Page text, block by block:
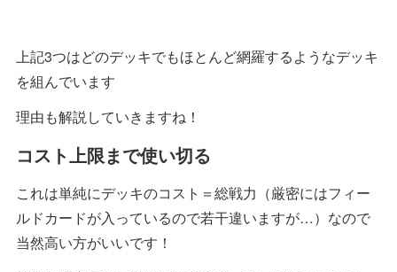
上記3つはどのデッキでもほとんど網羅するようなデッキ
を組んでいます
理由も解説していきますね！
コスト上限まで使い切る
これは単純にデッキのコスト＝総戦力（厳密にはフィー
ルドカードが入っているので若干違いますが…）なので
当然高い方がいいです！